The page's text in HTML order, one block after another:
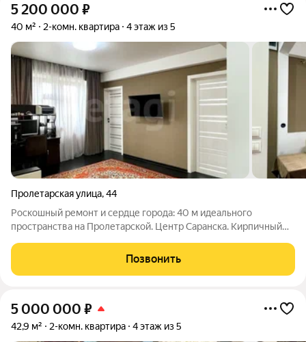
5 200 000 ₽
40 м² 2-комн. квартира 4 этаж из 5
Пролетарская улица,44
Роскошный ремонт и сердце города: 40 м идеального
пространства на Пролетарской. Центр Саранска. Кирпичный
разделена на 2 уютных пространства) Свой балкон (вход из
Позвонить
5 000 000 ₽
42,9 м² 2-комн. квартира 4 этаж из 5